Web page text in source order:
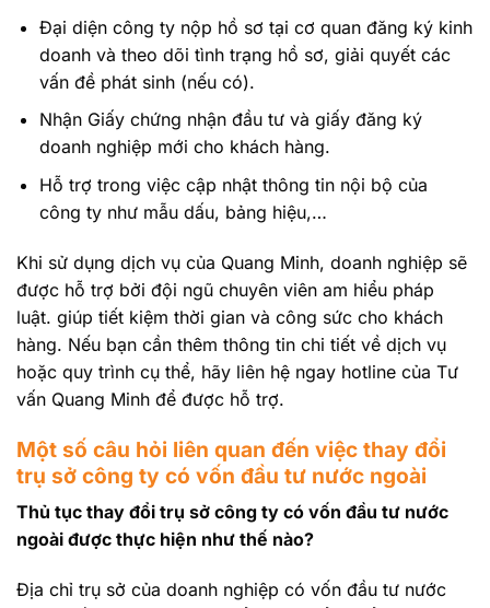
Đại diện công ty nộp hồ sơ tại cơ quan đăng ký kinh
doanh và theo dõi tình trạng hồ sơ, giải quyết các
vấn đề phát sinh (nếu có).
Nhận Giấy chứng nhận đầu tư và giấy đăng ký
doanh nghiệp mới cho khách hàng.
Hỗ trợ trong việc cập nhật thông tin nội bộ của
công ty như mẫu dấu, bảng hiệu,…
Khi sử dụng dịch vụ của Quang Minh, doanh nghiệp sẽ
được hỗ trợ bởi đội ngũ chuyên viên am hiểu pháp
luật. giúp tiết kiệm thời gian và công sức cho khách
hàng. Nếu bạn cần thêm thông tin chi tiết về dịch vụ
hoặc quy trình cụ thể, hãy liên hệ ngay hotline của Tư
vấn Quang Minh để được hỗ trợ.
Một số câu hỏi liên quan đến việc thay đổi
trụ sở công ty có vốn đầu tư nước ngoài
Thủ tục thay đổi trụ sở công ty có vốn đầu tư nước
ngoài được thực hiện như thế nào?
Địa chỉ trụ sở của doanh nghiệp có vốn đầu tư nước